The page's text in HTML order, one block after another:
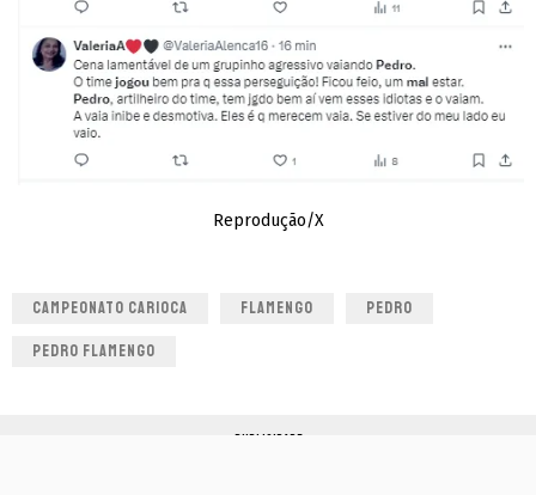
Reprodução/X
CAMPEONATO CARIOCA FLAMENGO PEDRO
PEDRO FLAMENGO
PUBLICIDADE